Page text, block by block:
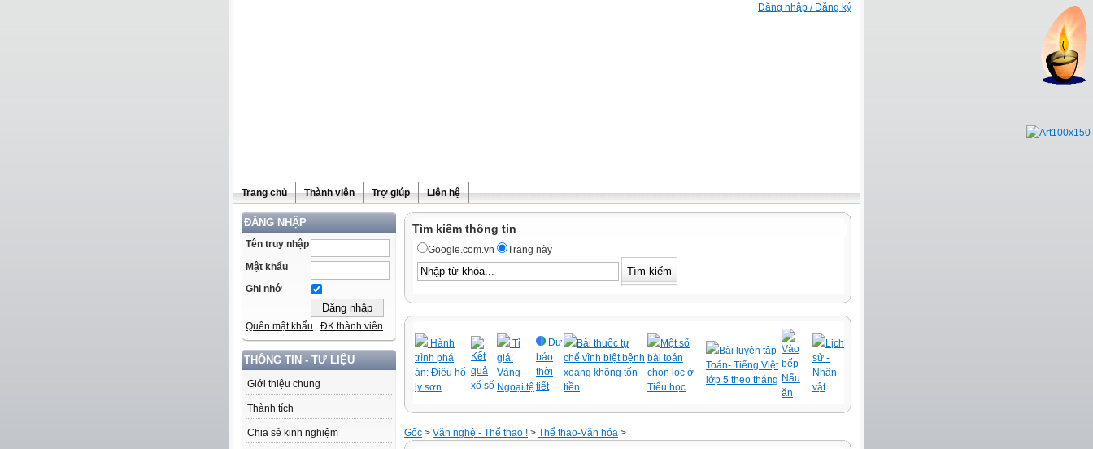
Đăng nhập / Đăng ký
Trang chủ Thành viên Trợ giúp Liên hệ
ĐĂNG NHẬP
Tên truy nhập
Mật khẩu
Ghi nhớ
Quên mật khẩu ĐK thành viên
THÔNG TIN - TƯ LIỆU
Giới thiệu chung
Thành tích
Chia sẻ kinh nghiệm
Tìm kiếm thông tin
Google.com.vn Trang này
Hành
trình phá
án: Điệu hổ
ly sơn
Kết
quả
xổ số
Tỉ
giá:
Vàng -
Ngoại tệ
Dự
báo
thời
tiết
Bài thuốc tự
chế vĩnh biệt bệnh
xoang không tốn
tiền
Một số
bài toán
chọn lọc ở
Tiểu học
Bài luyện tập
Toán- Tiếng Việt
lớp 5 theo tháng
Vào
bếp -
Nấu
ăn
Lịch
sử -
Nhân
vật
Gốc > Văn nghệ - Thể thao ! > Thể thao-Văn hóa >